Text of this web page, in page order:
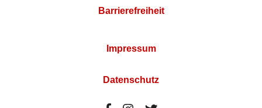
Barrierefreiheit
Impressum
Datenschutz